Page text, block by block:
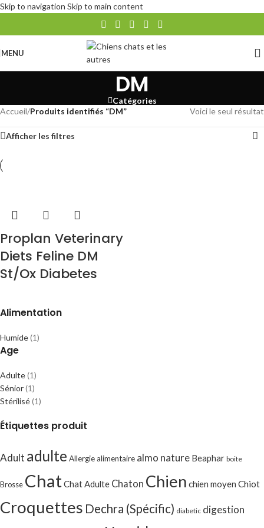
Skip to navigation Skip to main content
MENU
DM
Catégories
Alimentation
Humide(1)
Age
Adulte(1)
Sénior(1)
Stérilisé(1)
Accueil/Produits identifiés “DM” Voici le seul résultat
Afficher les filtres
Proplan Veterinary
Diets Feline DM
St/Ox Diabetes
Étiquettes produit
Adult adulte Allergie alimentaire almo nature Beaphar boite
Brosse ChatChat Adulte Chaton Chien chien moyen Chiot
Croquettes Dechra (Spécific) diabetic digestion